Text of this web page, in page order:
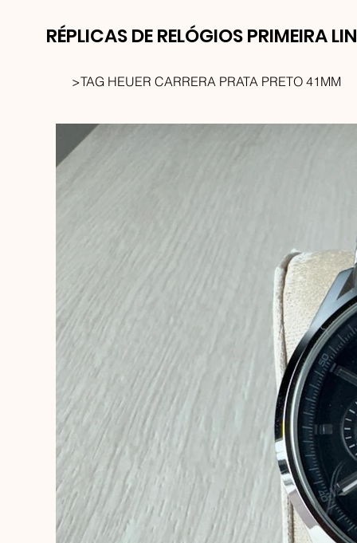
RÉPLICAS DE RELÓGIOS PRIMEIRA
>TAG HEUER CARRERA PRATA PRETO 41MM